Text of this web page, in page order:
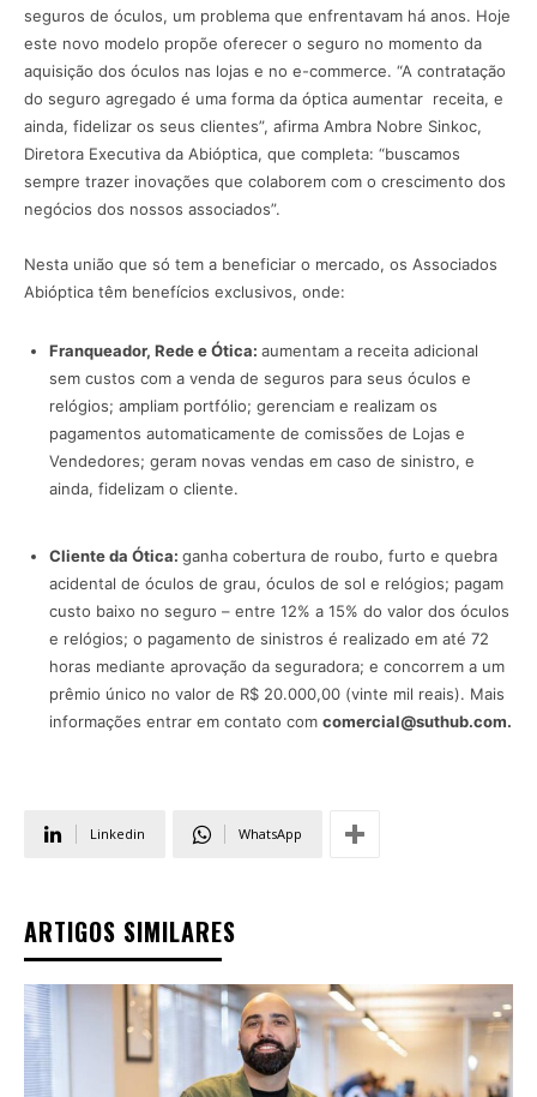
seguros de óculos, um problema que enfrentavam há anos. Hoje
este novo modelo propõe oferecer o seguro no momento da
aquisição dos óculos nas lojas e no e-commerce. “A contratação
do seguro agregado é uma forma da óptica aumentar receita, e
ainda, fidelizar os seus clientes”, afirma Ambra Nobre Sinkoc,
Diretora Executiva da Abióptica, que completa: “buscamos
sempre trazer inovações que colaborem com o crescimento dos
negócios dos nossos associados”.
Nesta união que só tem a beneficiar o mercado, os Associados
Abióptica têm benefícios exclusivos, onde:
Franqueador, Rede e Ótica: aumentam a receita adicional
sem custos com a venda de seguros para seus óculos e
relógios; ampliam portfólio; gerenciam e realizam os
pagamentos automaticamente de comissões de Lojas e
Vendedores; geram novas vendas em caso de sinistro, e
ainda, fidelizam o cliente.
Cliente da Ótica: ganha cobertura de roubo, furto e quebra
acidental de óculos de grau, óculos de sol e relógios; pagam
custo baixo no seguro – entre 12% a 15% do valor dos óculos
e relógios; o pagamento de sinistros é realizado em até 72
horas mediante aprovação da seguradora; e concorrem a um
prêmio único no valor de R$ 20.000,00 (vinte mil reais). Mais
informações entrar em contato com comercial@suthub.com.
Linkedin WhatsApp
ARTIGOS SIMILARES